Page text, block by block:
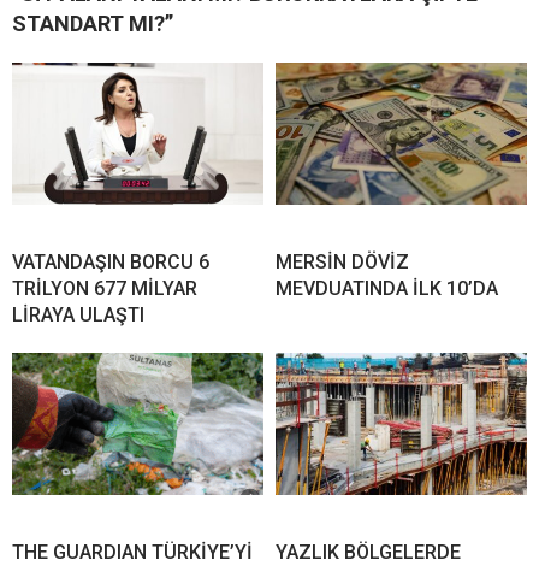
STANDART MI?”
VATANDAŞIN BORCU 6
TRİLYON 677 MİLYAR
LİRAYA ULAŞTI
MERSİN DÖVİZ
MEVDUATINDA İLK 10’DA
THE GUARDIAN TÜRKİYE’Yİ
YAZLIK BÖLGELERDE